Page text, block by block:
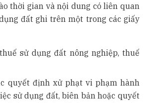
thời gian và nội dung có liên quan
đất ghi trên một trong các giấy
sử dụng đất nông nghiệp, thuế
quyết định xử phạt vi phạm hành
sử dụng đất, biên bản hoặc quyết